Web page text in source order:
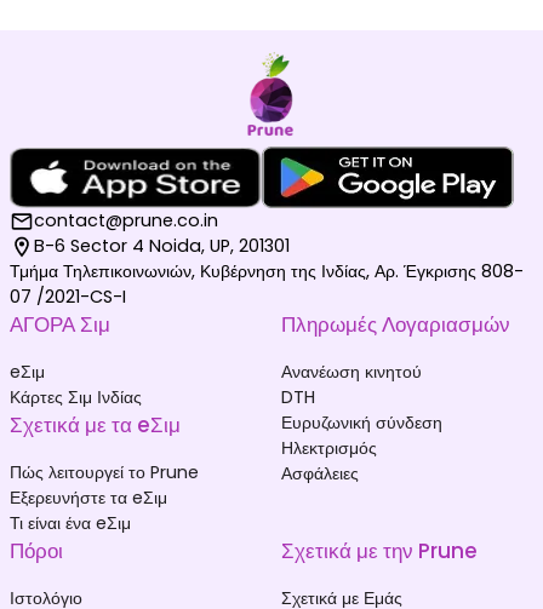
contact@prune.co.in
B-6 Sector 4 Noida, UP, 201301
Τμήμα Τηλεπικοινωνιών, Κυβέρνηση της Ινδίας, Αρ. Έγκρισης 808-
07 /2021-CS-I
ΑΓΟΡΑ Σιμ
eΣιμ
Κάρτες Σιμ Ινδίας
Σχετικά με τα eΣιμ
Πώς λειτουργεί το Prune
Εξερευνήστε τα eΣιμ
Τι είναι ένα eΣιμ
Πληρωμές Λογαριασμών
Ανανέωση κινητού
DTH
Ευρυζωνική σύνδεση
Ηλεκτρισμός
Ασφάλειες
Πόροι
Ιστολόγιο
Σχετικά με την Prune
Σχετικά με Εμάς